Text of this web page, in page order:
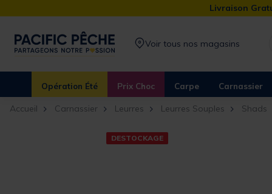
Livraison
Voir tous nos magasins
Opération Été Prix Choc Carpe Carnassier
Accueil Carnassier Leurres Leurres Souples Shads
DESTOCKAGE